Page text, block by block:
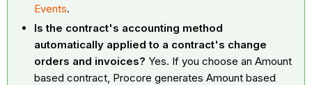
Events.
Is the contract's accounting method
automatically applied to a contract's change
orders and invoices? Yes. If you choose an Amount
based contract, Procore generates Amount based